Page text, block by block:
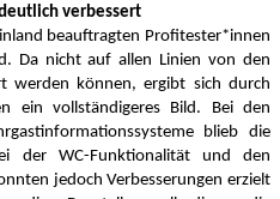
verbessert
beauftragten Profitester*innen
Da nicht auf allen Linien von den
werden können, ergibt sich durch
ein vollständigeres Bild. Bei den
blieb die
der WC-Funktionalität und den
jedoch Verbesserungen erzielt